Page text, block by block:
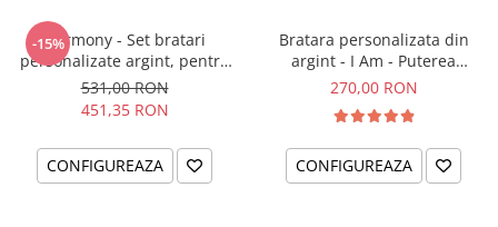
-15%
Harmony - Set bratari
personalizate argint, pentru
el si ea
531,00 RON
451,35 RON
CONFIGUREAZA
Bratara personalizata din
argint - I Am - Puterea
intentiei la mana ta
270,00 RON
CONFIGUREAZA